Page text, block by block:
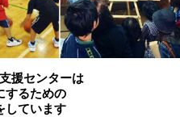
援センターは
するための
しています